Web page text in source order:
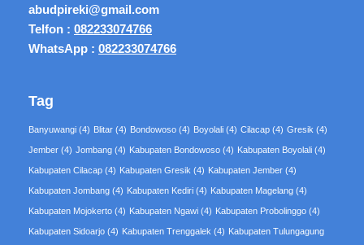
abudpireki@gmail.com
Telfon : 082233074766
WhatsApp : 082233074766
Tag
Banyuwangi (4) Blitar (4) Bondowoso (4) Boyolali (4) Cilacap (4) Gresik (4)
Jember (4) Jombang (4) Kabupaten Bondowoso (4) Kabupaten Boyolali (4)
Kabupaten Cilacap (4) Kabupaten Gresik (4) Kabupaten Jember (4)
Kabupaten Jombang (4) Kabupaten Kediri (4) Kabupaten Magelang (4)
Kabupaten Mojokerto (4) Kabupaten Ngawi (4) Kabupaten Probolinggo (4)
Kabupaten Sidoarjo (4) Kabupaten Trenggalek (4) Kabupaten Tulungagung